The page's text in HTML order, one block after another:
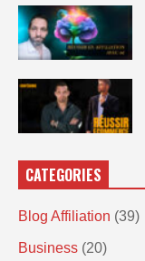
CATEGORIES
Blog Affiliation (39)
Business (20)